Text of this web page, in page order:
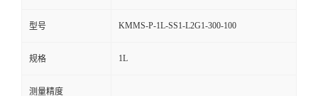
型号 KMMS-P-1L-SS1-L2G1-300-100
规格 1L
测量精度